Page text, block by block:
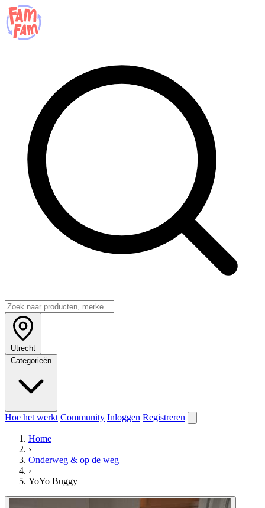
Utrecht
Categorieën
Hoe het werkt Community Inloggen Registreren
Home
›
Onderweg & op de weg
›
YoYo Buggy